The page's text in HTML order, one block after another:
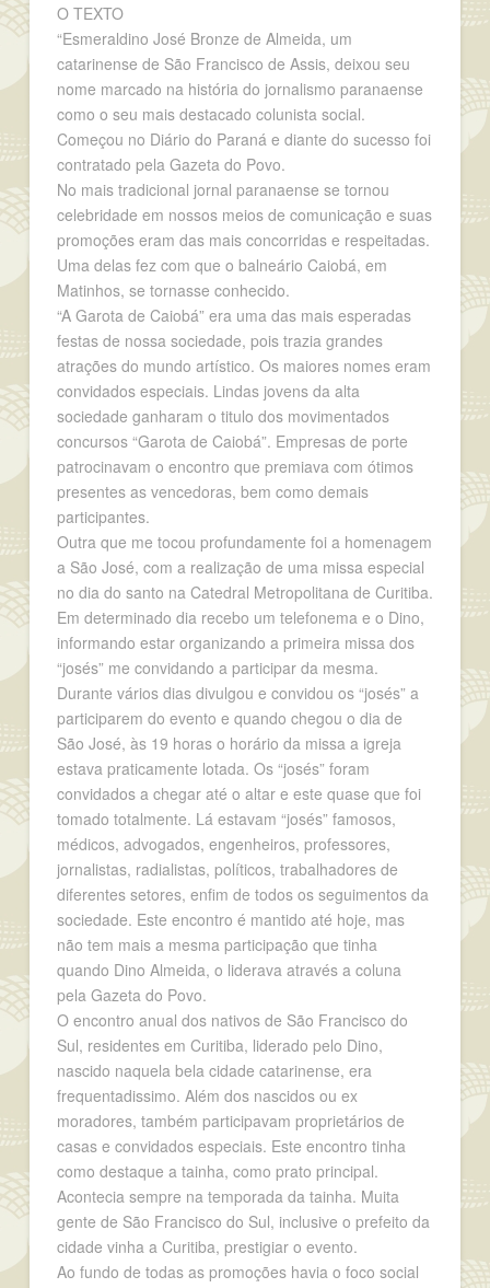
O TEXTO
“Esmeraldino José Bronze de Almeida, um
catarinense de São Francisco de Assis, deixou seu
nome marcado na história do jornalismo paranaense
como o seu mais destacado colunista social.
Começou no Diário do Paraná e diante do sucesso foi
contratado pela Gazeta do Povo.
No mais tradicional jornal paranaense se tornou
celebridade em nossos meios de comunicação e suas
promoções eram das mais concorridas e respeitadas.
Uma delas fez com que o balneário Caiobá, em
Matinhos, se tornasse conhecido.
“A Garota de Caiobá” era uma das mais esperadas
festas de nossa sociedade, pois trazia grandes
atrações do mundo artístico. Os maiores nomes eram
convidados especiais. Lindas jovens da alta
sociedade ganharam o titulo dos movimentados
concursos “Garota de Caiobá”. Empresas de porte
patrocinavam o encontro que premiava com ótimos
presentes as vencedoras, bem como demais
participantes.
Outra que me tocou profundamente foi a homenagem
a São José, com a realização de uma missa especial
no dia do santo na Catedral Metropolitana de Curitiba.
Em determinado dia recebo um telefonema e o Dino,
informando estar organizando a primeira missa dos
“josés” me convidando a participar da mesma.
Durante vários dias divulgou e convidou os “josés” a
participarem do evento e quando chegou o dia de
São José, às 19 horas o horário da missa a igreja
estava praticamente lotada. Os “josés” foram
convidados a chegar até o altar e este quase que foi
tomado totalmente. Lá estavam “josés” famosos,
médicos, advogados, engenheiros, professores,
jornalistas, radialistas, políticos, trabalhadores de
diferentes setores, enfim de todos os seguimentos da
sociedade. Este encontro é mantido até hoje, mas
não tem mais a mesma participação que tinha
quando Dino Almeida, o liderava através a coluna
pela Gazeta do Povo.
O encontro anual dos nativos de São Francisco do
Sul, residentes em Curitiba, liderado pelo Dino,
nascido naquela bela cidade catarinense, era
frequentadissimo. Além dos nascidos ou ex
moradores, também participavam proprietários de
casas e convidados especiais. Este encontro tinha
como destaque a tainha, como prato principal.
Acontecia sempre na temporada da tainha. Muita
gente de São Francisco do Sul, inclusive o prefeito da
cidade vinha a Curitiba, prestigiar o evento.
Ao fundo de todas as promoções havia o foco social